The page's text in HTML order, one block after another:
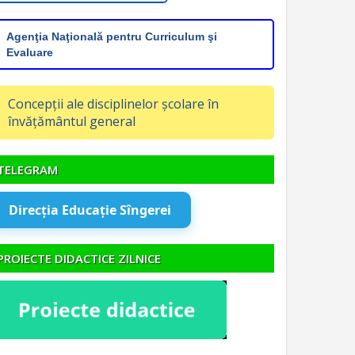
Agenţia Naţională pentru Curriculum şi
Evaluare
Concepții ale disciplinelor școlare în
învățământul general
Direcția Educație Sîngerei
DIDACTICE ZILNICE